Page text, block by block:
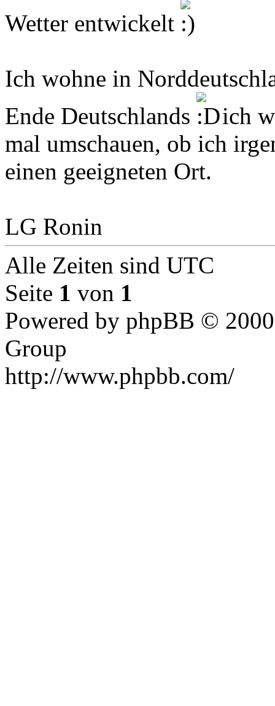
Wetter entwickelt
Ich wohne in
Ende Deutschlands
ich
mal umschauen, ob ich
einen geeigneten Ort.
LG Ronin
Alle Zeiten sind UTC
Seite 1 von 1
Powered by phpBB ©
Group
http://www.phpbb.com/